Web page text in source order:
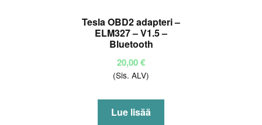
Tesla OBD2 adapteri –
ELM327 – V1.5 –
Bluetooth
20,00€
(Sis. ALV)
Lue lisää